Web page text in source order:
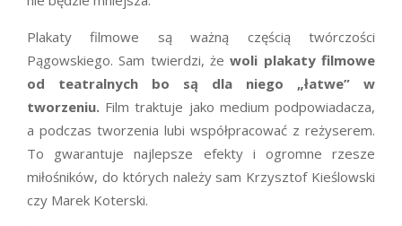
Plakaty filmowe są ważną częścią twórczości
Pągowskiego. Sam twierdzi, żewoli plakaty filmowe
od teatralnych bo są dla niego „łatwe” w
tworzeniu. Film traktuje jako medium podpowiadacza,
a podczas tworzenia lubi współpracować z reżyserem.
To gwarantuje najlepsze efekty i ogromne rzesze
miłośników, do których należy sam Krzysztof Kieślowski
czy Marek Koterski.